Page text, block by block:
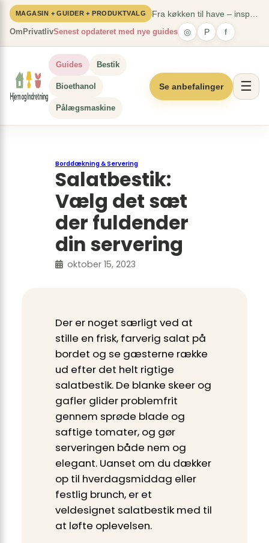
Spring
indhold
MAGASIN + GUIDER + PRODUKTVALG
Om PrivatlivSenest opdateret med nye guides ◎ P f
Guides Bestik
Bioethanol
Pålægsmaskine
Se anbefalinger ☰
Borddækning & Servering
Salatbestik:
Vælg det sæt
der fuldender
din servering
oktober 15, 2023
Der er noget særligt ved at
stille en frisk, farverig salat på
bordet og se gæsterne række
ud efter det helt rigtige
salatbestik. De blanke skeer og
gafler glider problemfrit
gennem sprøde blade og
saftige tomater, og gør
serveringen både nem og
elegant. Uanset om du dækker
op til hverdagsmiddag eller
festlig brunch, er et
veldesignet salatbestik med til
at løfte oplevelsen.